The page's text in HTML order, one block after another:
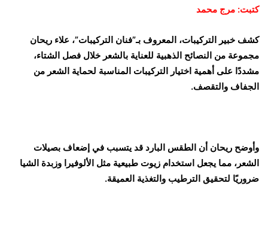
كتبت: مرج محمد
كشف خبير التركيبات، المعروف بـ”فنان التركيبات”، علاء ريحان
مجموعة من النصائح الذهبية للعناية بالشعر خلال فصل الشتاء،
مشددًا على أهمية اختيار التركيبات المناسبة لحماية الشعر من
الجفاف والتقصف.
وأوضح ريحان أن الطقس البارد قد يتسبب في إضعاف بصيلات
الشعر، مما يجعل استخدام زيوت طبيعية مثل الألوفيرا وزبدة الشيا
ضروريًا لتحقيق الترطيب والتغذية العميقة.